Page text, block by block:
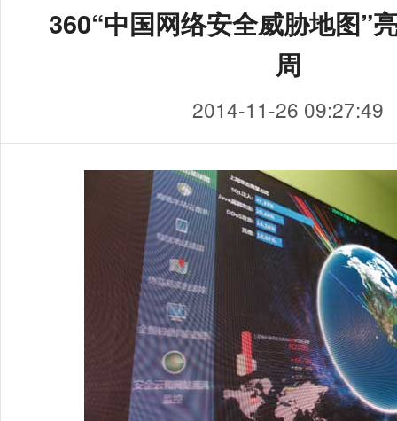
360“中国网络安全威胁地图”
周
2014-11-26 09:27:49